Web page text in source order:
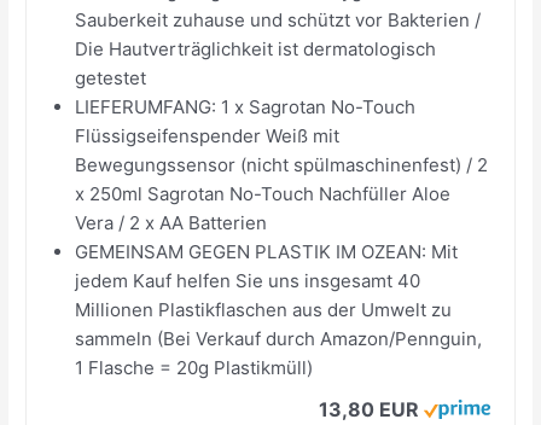
Sauberkeit zuhause und schützt vor Bakterien /
Die Hautverträglichkeit ist dermatologisch
getestet
LIEFERUMFANG: 1 x Sagrotan No-Touch
Flüssigseifenspender Weiß mit
Bewegungssensor (nicht spülmaschinenfest) / 2
x 250ml Sagrotan No-Touch Nachfüller Aloe
Vera / 2 x AA Batterien
GEMEINSAM GEGEN PLASTIK IM OZEAN: Mit
jedem Kauf helfen Sie uns insgesamt 40
Millionen Plastikflaschen aus der Umwelt zu
sammeln (Bei Verkauf durch Amazon/Pennguin,
1 Flasche = 20g Plastikmüll)
13,80 EUR